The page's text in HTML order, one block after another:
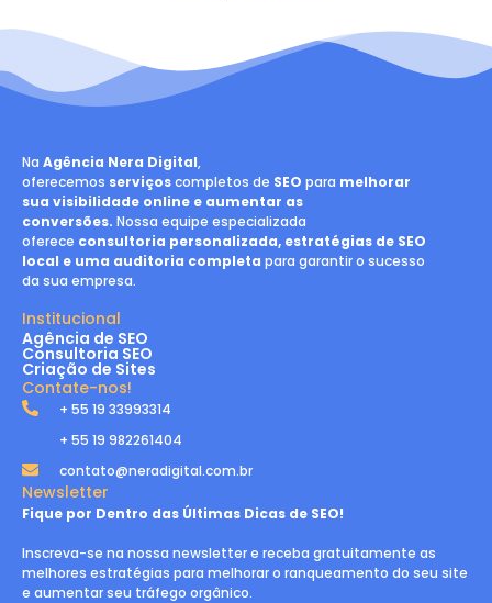
Na Agência Nera Digital,
oferecemos serviçoscompletos de SEO para melhorar
sua visibilidade online e aumentar as
conversões. Nossa equipe especializada
oferece consultoria personalizada, estratégias de SEO
local e uma auditoria completa para garantir o sucesso
da sua empresa.
Institucional
Agência de SEO
Consultoria SEO
Criação de Sites
Contate-nos!
+ 55 19 33993314
+ 55 19 982261404
contato@neradigital.com.br
Newsletter
Fique por Dentro das Últimas Dicas de SEO!
Inscreva-se na nossa newsletter e receba gratuitamente as
melhores estratégias para melhorar o ranqueamento do seu site
e aumentar seu tráfego orgânico.